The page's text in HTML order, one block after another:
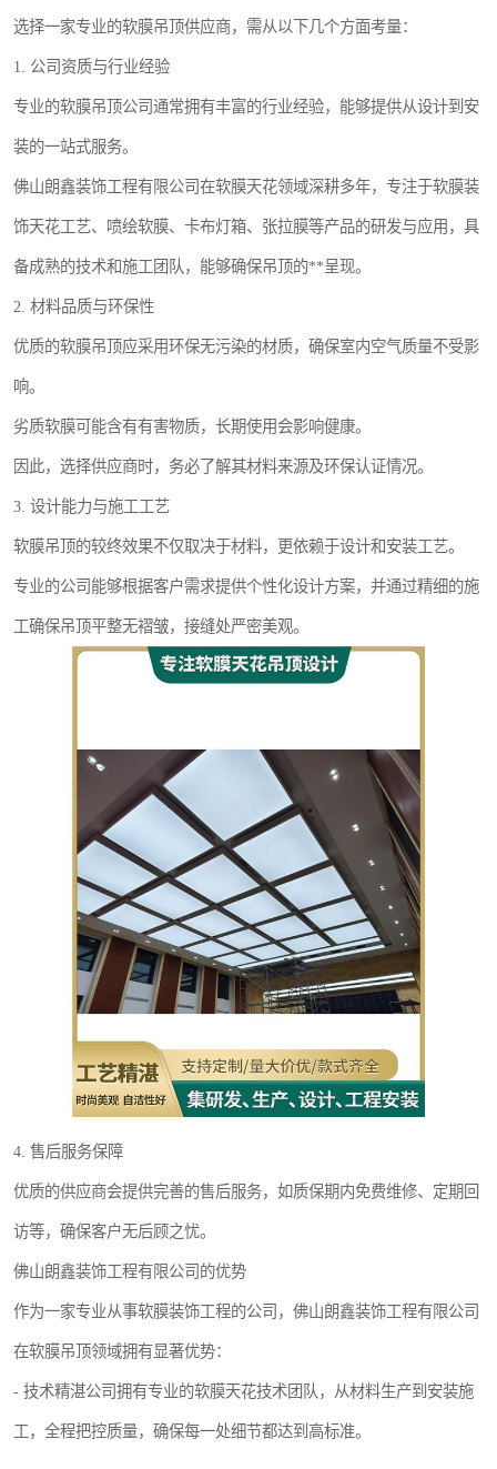
选择一家专业的软膜吊顶供应商，需从以下几个方面考量：
1. 公司资质与行业经验
专业的软膜吊顶公司通常拥有丰富的行业经验，能够提供从设计到安
装的一站式服务。
佛山朗鑫装饰工程有限公司在软膜天花领域深耕多年，专注于软膜装
饰天花工艺、喷绘软膜、卡布灯箱、张拉膜等产品的研发与应用，具
备成熟的技术和施工团队，能够确保吊顶的**呈现。
2. 材料品质与环保性
优质的软膜吊顶应采用环保无污染的材质，确保室内空气质量不受影
响。
劣质软膜可能含有有害物质，长期使用会影响健康。
因此，选择供应商时，务必了解其材料来源及环保认证情况。
3. 设计能力与施工工艺
软膜吊顶的较终效果不仅取决于材料，更依赖于设计和安装工艺。
专业的公司能够根据客户需求提供个性化设计方案，并通过精细的施
工确保吊顶平整无褶皱，接缝处严密美观。
4. 售后服务保障
优质的供应商会提供完善的售后服务，如质保期内免费维修、定期回
访等，确保客户无后顾之忧。
佛山朗鑫装饰工程有限公司的优势
作为一家专业从事软膜装饰工程的公司，佛山朗鑫装饰工程有限公司
在软膜吊顶领域拥有显著优势：
- 技术精湛公司拥有专业的软膜天花技术团队，从材料生产到安装施
工，全程把控质量，确保每一处细节都达到高标准。